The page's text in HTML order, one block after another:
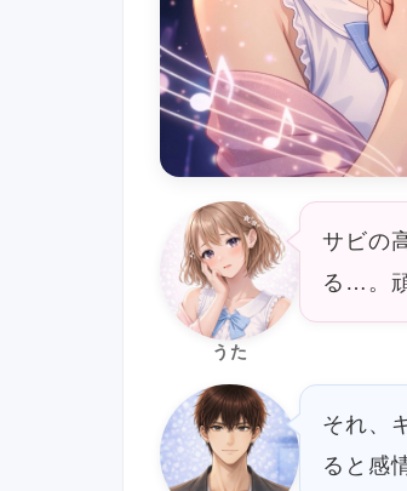
うた
サビの
る…。
それ、
ると感